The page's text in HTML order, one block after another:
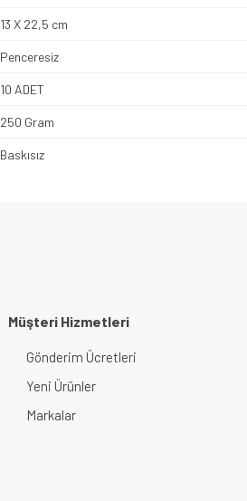
13 X 22,5 cm
Penceresiz
10 ADET
250 Gram
Baskısız
Müşteri Hizmetleri
Gönderim Ücretleri
Yeni Ürünler
Markalar